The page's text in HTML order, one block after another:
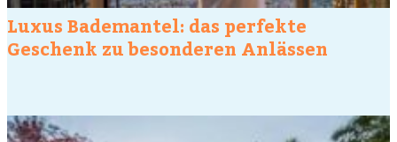
Luxus Bademantel: das perfekte
Geschenk zu besonderen Anlässen